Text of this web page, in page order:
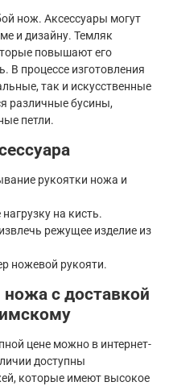
нож. Аксессуары могут
и дизайну. Темляк
повышают его
В процессе изготовления
так и искусственные
различные бусины,
петли.
рукоятки ножа и
на кисть.
режущее изделие из
ножевой рукояти.
с доставкой
цене можно в интернет-
доступны
которые имеют высокое